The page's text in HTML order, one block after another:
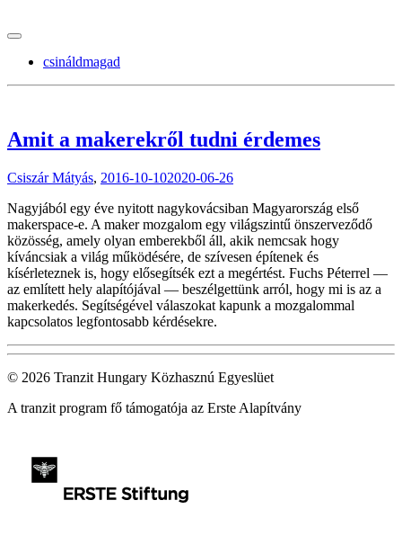
csináldmagad
Amit a makerekről tudni érdemes
Csiszár Mátyás, 2016-10-102020-06-26
Nagyjából egy éve nyitott nagykovácsiban Magyarország első
makerspace-e. A maker mozgalom egy világszintű önszerveződő
közösség, amely olyan emberekből áll, akik nemcsak hogy
kíváncsiak a világ működésére, de szívesen építenek és
kísérleteznek is, hogy elősegítsék ezt a megértést. Fuchs Péterrel —
az említett hely alapítójával — beszélgettünk arról, hogy mi is az a
makerkedés. Segítségével válaszokat kapunk a mozgalommal
kapcsolatos legfontosabb kérdésekre.
© 2026 Tranzit Hungary Közhasznú Egyeslüet
A tranzit program fő támogatója az Erste Alapítvány